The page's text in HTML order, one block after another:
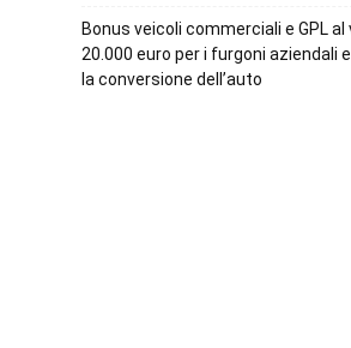
Bonus veicoli commerciali e GPL al
20.000 euro per i furgoni aziendali
la conversione dell’auto